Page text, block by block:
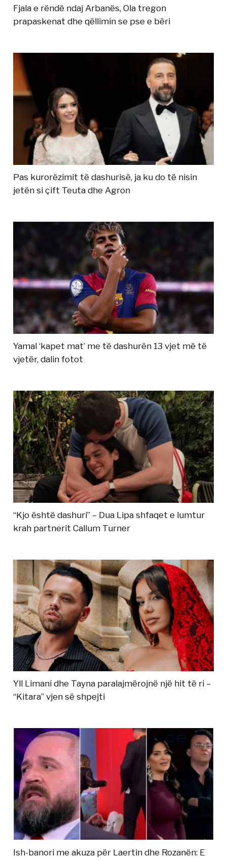
Fjala e rëndë ndaj Arbanës, Ola tregon
prapaskenat dhe qëllimin se pse e bëri
Pas kurorëzimit të dashurisë, ja ku do të nisin
jetën si çift Teuta dhe Agron
Yamal ‘kapet mat’ me të dashurën 13 vjet më të
vjetër, dalin fotot
“Kjo është dashuri” – Dua Lipa shfaqet e lumtur
krah partnerit Callum Turner
Yll Limani dhe Tayna paralajmërojnë një hit të ri –
“Kitara” vjen së shpejti
Ish-banori me akuza për Laertin dhe Rozanën: E